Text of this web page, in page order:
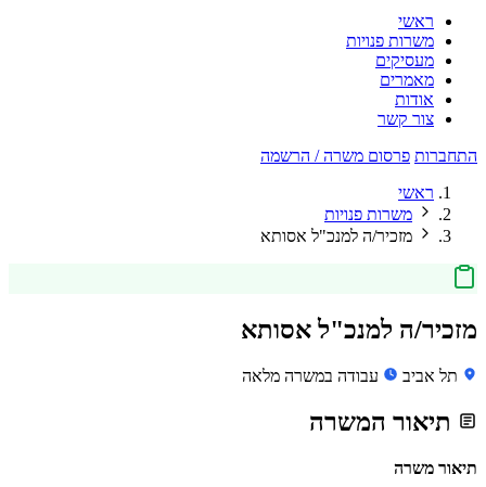
ראשי
משרות פנויות
מעסיקים
מאמרים
אודות
צור קשר
התחברות פרסום משרה / הרשמה
ראשי
משרות פנויות
מזכיר/ה למנכ"ל אסותא
מזכיר/ה למנכ"ל אסותא
תל אביב עבודה במשרה מלאה
תיאור המשרה
תיאור משרה